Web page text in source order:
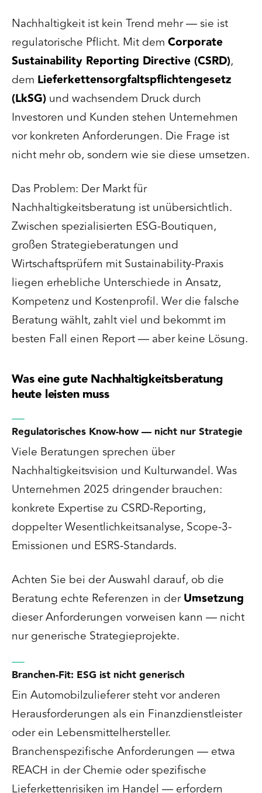
Nachhaltigkeit ist kein Trend mehr — sie ist
regulatorische Pflicht. Mit dem Corporate
Sustainability Reporting Directive (CSRD),
dem Lieferkettensorgfaltspflichtengesetz
(LkSG) und wachsendem Druck durch
Investoren und Kunden stehen Unternehmen
vor konkreten Anforderungen. Die Frage ist
nicht mehr ob, sondern wie sie diese umsetzen.
Das Problem: Der Markt für
Nachhaltigkeitsberatung ist unübersichtlich.
Zwischen spezialisierten ESG-Boutiquen,
großen Strategieberatungen und
Wirtschaftsprüfern mit Sustainability-Praxis
liegen erhebliche Unterschiede in Ansatz,
Kompetenz und Kostenprofil. Wer die falsche
Beratung wählt, zahlt viel und bekommt im
besten Fall einen Report — aber keine Lösung.
Was eine gute Nachhaltigkeitsberatung
heute leisten muss
Regulatorisches Know-how — nicht nur Strategie
Viele Beratungen sprechen über
Nachhaltigkeitsvision und Kulturwandel. Was
Unternehmen 2025 dringender brauchen:
konkrete Expertise zu CSRD-Reporting,
doppelter Wesentlichkeitsanalyse, Scope-3-
Emissionen und ESRS-Standards.
Achten Sie bei der Auswahl darauf, ob die
Beratung echte Referenzen in derUmsetzung
dieser Anforderungen vorweisen kann — nicht
nur generische Strategieprojekte.
Branchen-Fit: ESG ist nicht generisch
Ein Automobilzulieferer steht vor anderen
Herausforderungen als ein Finanzdienstleister
oder ein Lebensmittelhersteller.
Branchenspezifische Anforderungen — etwa
REACH in der Chemie oder spezifische
Lieferkettenrisiken im Handel — erfordern